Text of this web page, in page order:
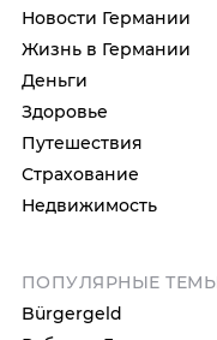
Новости Германии
Жизнь в Германии
Деньги
Здоровье
Путешествия
Страхование
Недвижимость
ПОПУЛЯРНЫЕ
Bürgergeld